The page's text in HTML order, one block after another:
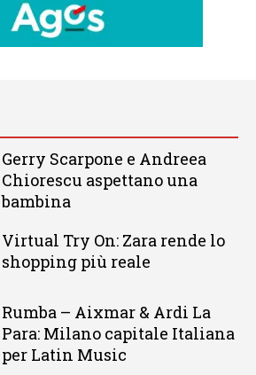
Gerry Scarpone e Andreea
Chiorescu aspettano una
bambina
Virtual Try On: Zara rende lo
shopping più reale
Rumba – Aixmar & Ardi La
Para: Milano capitale Italiana
per Latin Music